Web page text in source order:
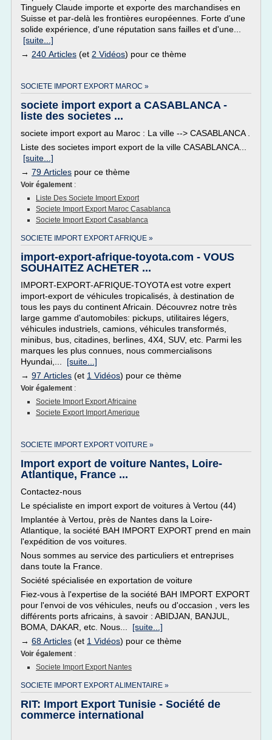
Tinguely Claude importe et exporte des marchandises en
Suisse et par-delà les frontières européennes. Forte d'une
solide expérience, d'une réputation sans failles et d'une...
[suite...]
→ 240 Articles (et 2 Vidéos) pour ce thème
SOCIETE IMPORT EXPORT MAROC »
societe import export a CASABLANCA -
liste des societes ...
societe import export au Maroc : La ville --> CASABLANCA .
Liste des societes import export de la ville CASABLANCA...
[suite...]
→ 79 Articles pour ce thème
Voir également :
Liste Des Societe Import Export
Societe Import Export Maroc Casablanca
Societe Import Export Casablanca
SOCIETE IMPORT EXPORT AFRIQUE »
import-export-afrique-toyota.com - VOUS
SOUHAITEZ ACHETER ...
IMPORT-EXPORT-AFRIQUE-TOYOTA est votre expert
import-export de véhicules tropicalisés, à destination de
tous les pays du continent Africain. Découvrez notre très
large gamme d'automobiles: pickups, utilitaires légers,
véhicules industriels, camions, véhicules transformés,
minibus, bus, citadines, berlines, 4X4, SUV, etc. Parmi les
marques les plus connues, nous commercialisons
Hyundai,... [suite...]
→ 97 Articles (et 1 Vidéos) pour ce thème
Voir également :
Societe Import Export Africaine
Societe Export Import Amerique
SOCIETE IMPORT EXPORT VOITURE »
Import export de voiture Nantes, Loire-
Atlantique, France ...
Contactez-nous
Le spécialiste en import export de voitures à Vertou (44)
Implantée à Vertou, près de Nantes dans la Loire-
Atlantique, la société BAH IMPORT EXPORT prend en main
l'expédition de vos voitures.
Nous sommes au service des particuliers et entreprises
dans toute la France.
Société spécialisée en exportation de voiture
Fiez-vous à l'expertise de la société BAH IMPORT EXPORT
pour l'envoi de vos véhicules, neufs ou d'occasion , vers les
différents ports africains, à savoir : ABIDJAN, BANJUL,
BOMA, DAKAR, etc. Nous... [suite...]
→ 68 Articles (et 1 Vidéos) pour ce thème
Voir également :
Societe Import Export Nantes
SOCIETE IMPORT EXPORT ALIMENTAIRE »
RIT: Import Export Tunisie - Société de
commerce international